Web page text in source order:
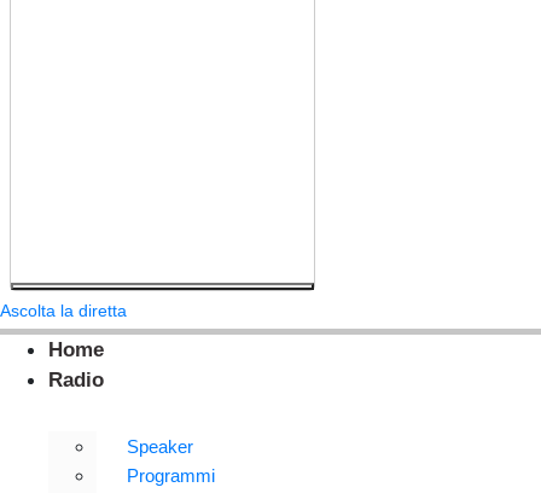
Ascolta la diretta
Home
Radio
Speaker
Programmi